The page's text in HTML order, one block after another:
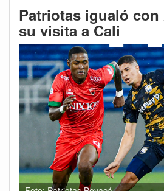
Patriotas igualó
su visita a Cali